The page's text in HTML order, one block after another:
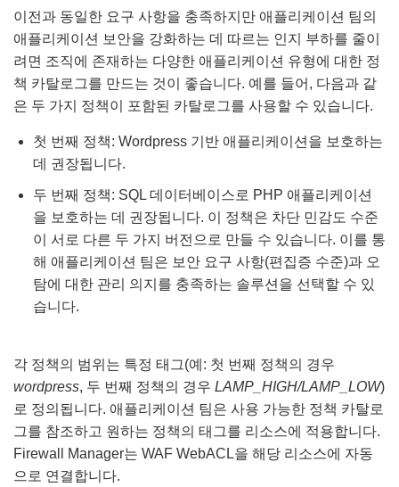
이전과 동일한 요구 사항을 충족하지만 애플리케이션 팀의
애플리케이션 보안을 강화하는 데 따르는 인지 부하를 줄이
려면 조직에 존재하는 다양한 애플리케이션 유형에 대한 정
책 카탈로그를 만드는 것이 좋습니다. 예를 들어, 다음과 같
은 두 가지 정책이 포함된 카탈로그를 사용할 수 있습니다.
첫 번째 정책: Wordpress 기반 애플리케이션을 보호하는
데 권장됩니다.
두 번째 정책: SQL 데이터베이스로 PHP 애플리케이션
을 보호하는 데 권장됩니다. 이 정책은 차단 민감도 수준
이 서로 다른 두 가지 버전으로 만들 수 있습니다. 이를 통
해 애플리케이션 팀은 보안 요구 사항(편집증 수준)과 오
탐에 대한 관리 의지를 충족하는 솔루션을 선택할 수 있
습니다.
각 정책의 범위는 특정 태그(예: 첫 번째 정책의 경우
wordpress, 두 번째 정책의 경우 LAMP_HIGH/LAMP_LOW)
로 정의됩니다. 애플리케이션 팀은 사용 가능한 정책 카탈로
그를 참조하고 원하는 정책의 태그를 리소스에 적용합니다.
Firewall Manager는 WAF WebACL을 해당 리소스에 자동
으로 연결합니다.